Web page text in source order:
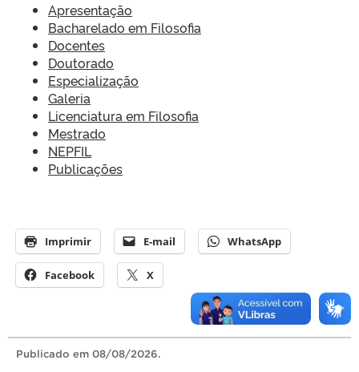
Apresentação
Bacharelado em Filosofia
Docentes
Doutorado
Especialização
Galeria
Licenciatura em Filosofia
Mestrado
NEPFIL
Publicações
Imprimir E-mail WhatsApp
Facebook X
Publicado em 08/08/2026.